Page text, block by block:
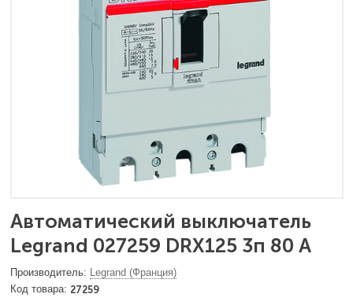
Автоматический выключатель
Legrand 027259 DRX125 3п 80 А
Legrand (Франция)
27259